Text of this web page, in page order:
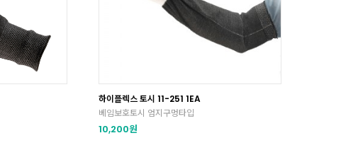
하이플렉스 토시 11-251 1EA
베임보호토시 엄지구멍타입
10,200원